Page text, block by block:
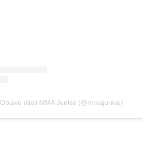
Objavu dijeli MMA Junkie (@mmajunkie)